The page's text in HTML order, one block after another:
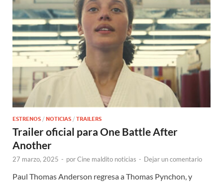
ESTRENOS / NOTICIAS / TRAILERS
Trailer oficial para One Battle After
Another
27 marzo, 2025 - porCine maldito noticias - Dejar un comentario
Paul Thomas Anderson regresa a Thomas Pynchon, y